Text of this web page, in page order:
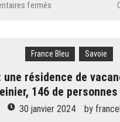
fermés
Revanchard,
Guay veut
«
être
régulier
France Bleu Savoie
une résidence de
146 de
30 janvier 2024 by